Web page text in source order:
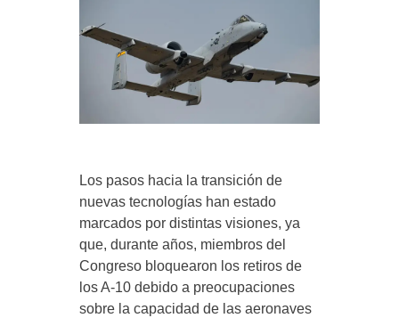
Los pasos hacia la transición de
nuevas tecnologías han estado
marcados por distintas visiones, ya
que, durante años, miembros del
Congreso bloquearon los retiros de
los A-10 debido a preocupaciones
sobre la capacidad de las aeronaves